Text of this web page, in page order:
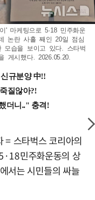
' 마케팅으로 5·18 민주화운
논란 사흘 째인 20일 점심
습을 보이고 있다. 스타벅
게시했다. 2026.05.20.
= 스타벅스 코리아의
민주화운동의 상
서는 시민들의 싸늘